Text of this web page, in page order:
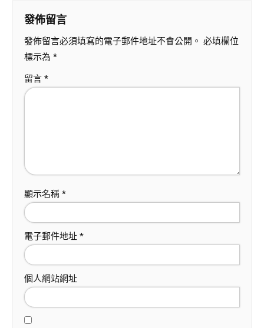
發佈留言
發佈留言必須填寫的電子郵件地址不會公開。 必填欄位
標示為 *
留言 *
顯示名稱 *
電子郵件地址 *
個人網站網址